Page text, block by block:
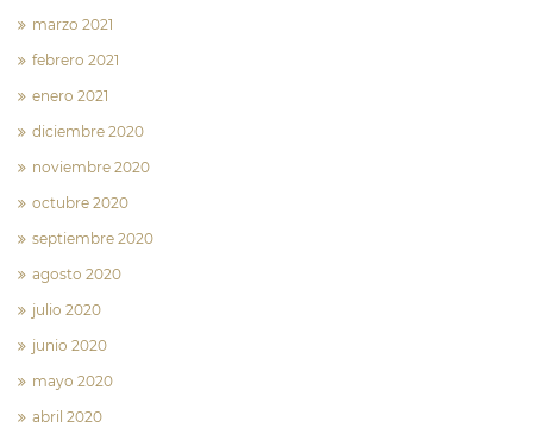
marzo 2021
febrero 2021
enero 2021
diciembre 2020
noviembre 2020
octubre 2020
septiembre 2020
agosto 2020
julio 2020
junio 2020
mayo 2020
abril 2020